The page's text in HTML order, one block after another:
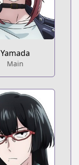
Yamada
Main